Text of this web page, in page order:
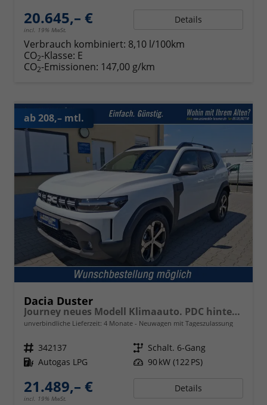
20.645,– €
incl. 19% MwSt.
Details
Verbrauch kombiniert: 8,10 l/100km
CO2-Klasse: E
CO2-Emissionen: 147,00 g/km
ab 208,– mtl.
Dacia Duster
Journey neues Modell Klimaauto. PDC hinten Kamera Tempomat Hands-free K. 18 Zoll Leichtmetallf.
unverbindliche Lieferzeit: 4 Monate Neuwagen mit Tageszulassung
Fahrzeugnr. 342137 Getriebe Schalt. 6-Gang
Kraftstoff Autogas LPG Leistung 90 kW (122 PS)
21.489,– €
incl. 19% MwSt.
Details